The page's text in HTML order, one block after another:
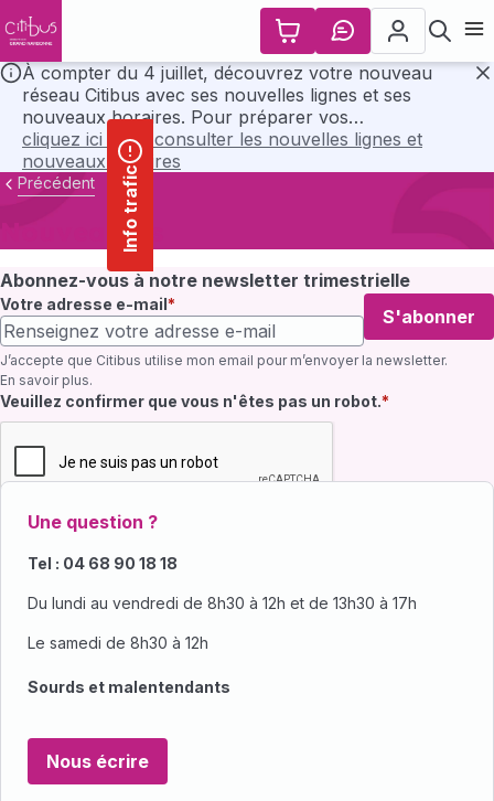
principal
À compter du 4 juillet, découvrez votre nouveau
réseau Citibus avec ses nouvelles lignes et ses
nouveaux horaires. Pour préparer vos
déplacements, consultez l’ensemble des horaires et
les plans du nouveau réseau en cliquant ci-dessous..
cliquez ici pour consulter les nouvelles lignes et
nouveaux horaires
Info trafic
Précédent
Nouveautés
Abonnez-vous à notre newsletter trimestrielle
Votre adresse e-mail
S'abonner
J’accepte que Citibus utilise mon email pour m’envoyer la newsletter.
En savoir plus.
Champ requis
Veuillez confirmer que vous n'êtes pas un robot.
Une question ?
Tel : 04 68 90 18 18
Du lundi au vendredi de 8h30 à 12h et de 13h30 à 17h
Le samedi de 8h30 à 12h
Sourds et malentendants
Nous écrire
Panneau de gestion des cookies